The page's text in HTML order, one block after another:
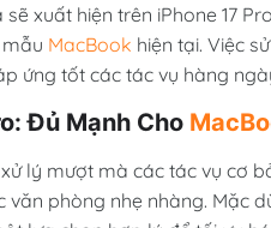
sẽ xuất hiện trên iPhone 17
MacBook hiện tại. Việc
ứng tốt các tác vụ hàng
Đủ Mạnh Cho
lý mượt mà các tác vụ cơ
phòng nhẹ nhàng. Mặc